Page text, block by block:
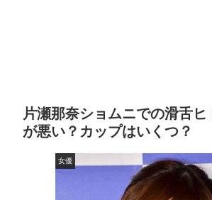
片瀬那奈ショムニでの滑舌
が悪い？カップはいくつ？
女優